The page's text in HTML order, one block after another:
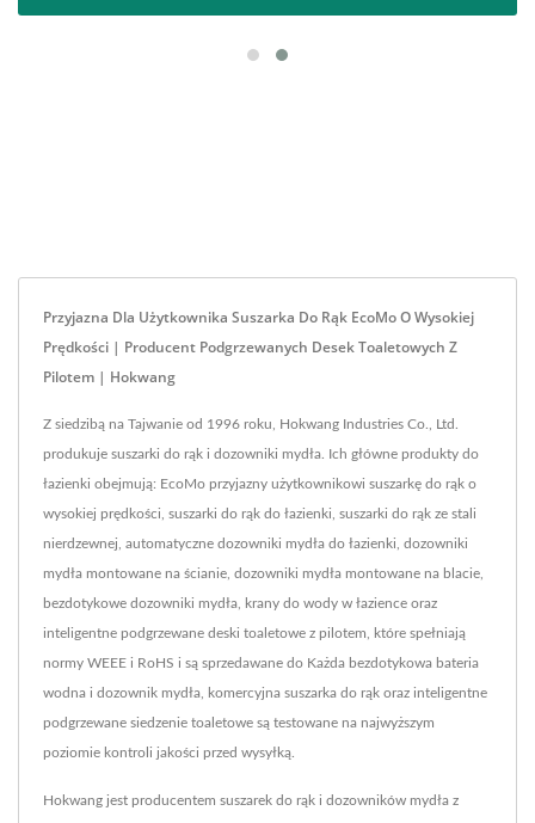
Przyjazna Dla Użytkownika Suszarka Do Rąk EcoMo O Wysokiej
Prędkości | Producent Podgrzewanych Desek Toaletowych Z
Pilotem | Hokwang
Z siedzibą na Tajwanie od 1996 roku, Hokwang Industries Co., Ltd.
produkuje suszarki do rąk i dozowniki mydła. Ich główne produkty do
łazienki obejmują: EcoMo przyjazny użytkownikowi suszarkę do rąk o
wysokiej prędkości, suszarki do rąk do łazienki, suszarki do rąk ze stali
nierdzewnej, automatyczne dozowniki mydła do łazienki, dozowniki
mydła montowane na ścianie, dozowniki mydła montowane na blacie,
bezdotykowe dozowniki mydła, krany do wody w łazience oraz
inteligentne podgrzewane deski toaletowe z pilotem, które spełniają
normy WEEE i RoHS i są sprzedawane do Każda bezdotykowa bateria
wodna i dozownik mydła, komercyjna suszarka do rąk oraz inteligentne
podgrzewane siedzenie toaletowe są testowane na najwyższym
poziomie kontroli jakości przed wysyłką.
Hokwang jest producentem suszarek do rąk i dozowników mydła z